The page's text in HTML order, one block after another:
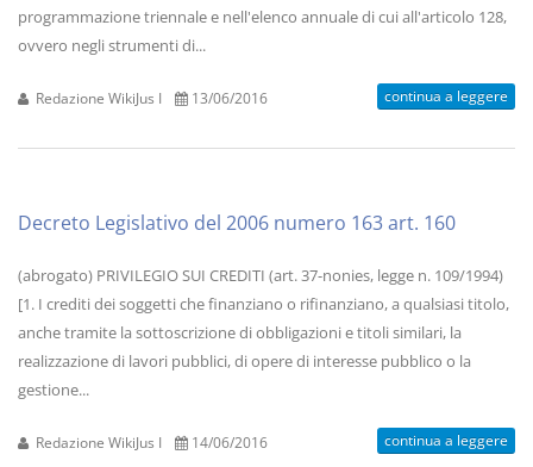
programmazione triennale e nell'elenco annuale di cui all'articolo 128,
ovvero negli strumenti di...
Redazione WikiJus I 13/06/2016 continua a leggere
Decreto Legislativo del 2006 numero 163 art. 160
(abrogato) PRIVILEGIO SUI CREDITI (art. 37-nonies, legge n. 109/1994)
[1. I crediti dei soggetti che finanziano o rifinanziano, a qualsiasi titolo,
anche tramite la sottoscrizione di obbligazioni e titoli similari, la
realizzazione di lavori pubblici, di opere di interesse pubblico o la
gestione...
Redazione WikiJus I 14/06/2016 continua a leggere